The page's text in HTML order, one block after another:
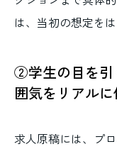
は、当初の想定を
②学生の目を引
囲気をリアル
求人原稿には、プ